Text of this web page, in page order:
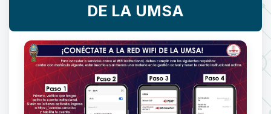
DE LA UMSA